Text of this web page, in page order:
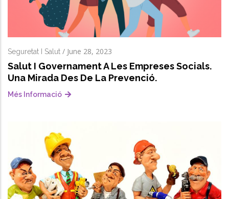
Seguretat I Salut / June 28, 2023
Salut I Governament A Les Empreses Socials.
Una Mirada Des De La Prevenció.
Més Informació